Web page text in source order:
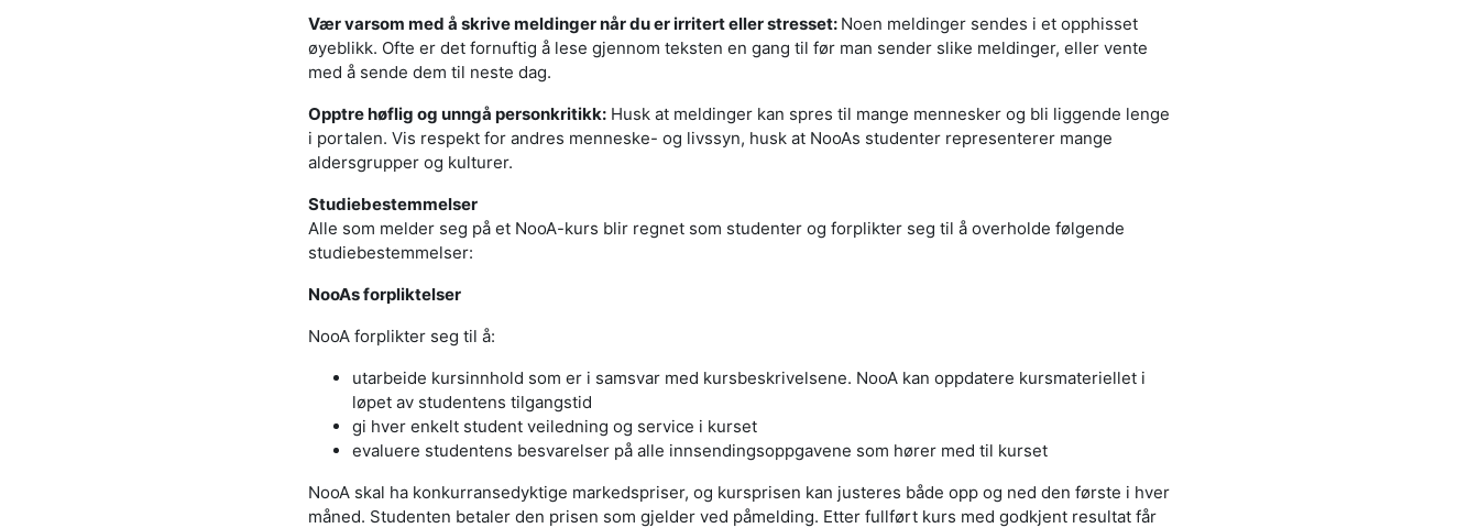
Vær varsom med å skrive meldinger når du er irritert eller stresset: Noen meldinger sendes i et opphisset
øyeblikk. Ofte er det fornuftig å lese gjennom teksten en gang til før man sender slike meldinger, eller vente
med å sende dem til neste dag.
Opptre høflig og unngå personkritikk: Husk at meldinger kan spres til mange mennesker og bli liggende lenge
i portalen. Vis respekt for andres menneske- og livssyn, husk at NooAs studenter representerer mange
aldersgrupper og kulturer.
Studiebestemmelser
Alle som melder seg på et NooA-kurs blir regnet som studenter og forplikter seg til å overholde følgende
studiebestemmelser:
NooAs forpliktelser
NooA forplikter seg til å:
utarbeide kursinnhold som er i samsvar med kursbeskrivelsene. NooA kan oppdatere kursmateriellet i
løpet av studentens tilgangstid
gi hver enkelt student veiledning og service i kurset
evaluere studentens besvarelser på alle innsendingsoppgavene som hører med til kurset
NooA skal ha konkurransedyktige markedspriser, og kursprisen kan justeres både opp og ned den første i hver
måned. Studenten betaler den prisen som gjelder ved påmelding. Etter fullført kurs med godkjent resultat får